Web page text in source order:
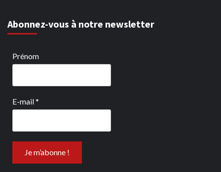
Abonnez-vous à notre newsletter
Prénom
E-mail*